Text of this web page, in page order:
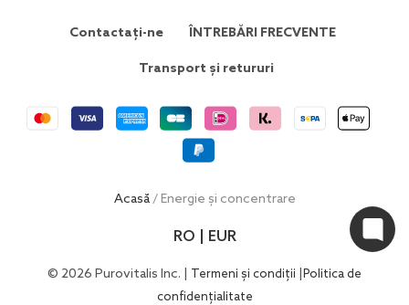
Contactați-ne ÎNTREBĂRI FRECVENTE
Transport și retururi
Acasă/ Energie și concentrare
RO | EUR
© 2026 Purovitalis Inc. | Termeni și condiții Politica de
confidențialitate